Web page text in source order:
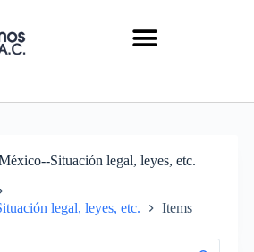
Situación legal, leyes, etc.
legal, leyes, etc.
Items